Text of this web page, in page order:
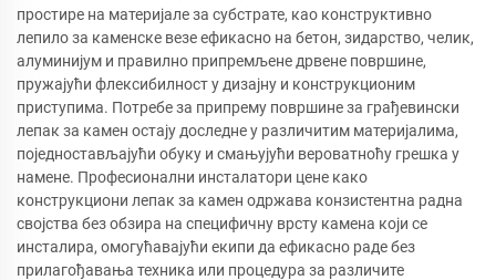
простире на материјале за субстрате, као конструктивно
лепило за каменске везе ефикасно на бетон, зидарство, челик,
алуминијум и правилно припремљене дрвене површине,
пружајући флексибилност у дизајну и конструкционим
приступима. Потребе за припрему површине за грађевински
лепак за камен остају доследне у различитим материјалима,
поједностављајући обуку и смањујући вероватноћу грешка у
намене. Професионални инсталатори цене како
конструкциони лепак за камен одржава конзистентна радна
својства без обзира на специфичну врсту камена који се
инсталира, омогућавајући екипи да ефикасно раде без
прилагођавања техника или процедура за различите